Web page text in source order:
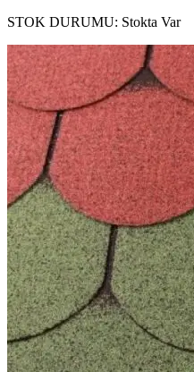
STOK DURUMU: Stokta Var